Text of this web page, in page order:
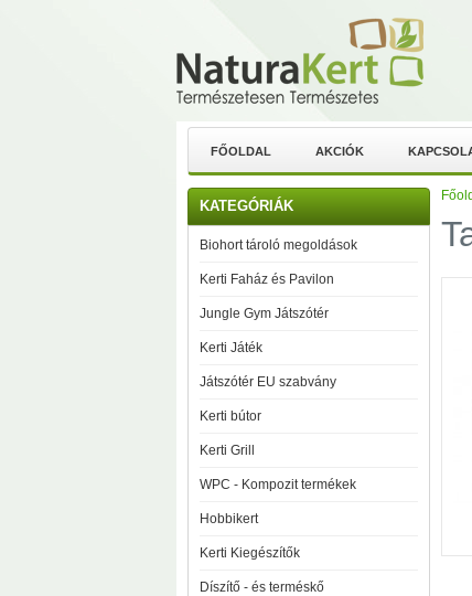
FŐOLDAL AKCIÓK
KATEGÓRIÁK
Biohort tároló megoldások
Kerti Faház és Pavilon
Jungle Gym Játszótér
Kerti Játék
Játszótér EU szabvány
Kerti bútor
Kerti Grill
WPC - Kompozit termékek
Hobbikert
Kerti Kiegészítők
Díszítő - és terméskő